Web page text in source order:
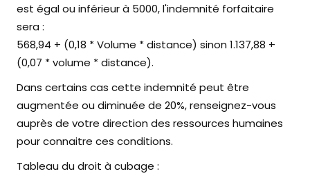
est égal ou inférieur à 5000, l'indemnité forfaitaire
sera :
568,94 + (0,18 * Volume * distance) sinon 1.137,88 +
(0,07 * volume * distance).
Dans certains cas cette indemnité peut être
augmentée ou diminuée de 20%, renseignez-vous
auprès de votre direction des ressources humaines
pour connaitre ces conditions.
Tableau du droit à cubage :